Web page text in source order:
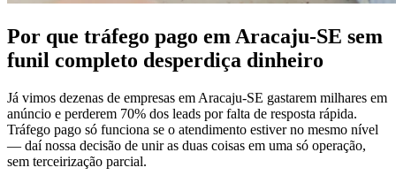
Por que tráfego pago em Aracaju-SE sem
funil completo desperdiça dinheiro
Já vimos dezenas de empresas em Aracaju-SE gastarem milhares em
anúncio e perderem 70% dos leads por falta de resposta rápida.
Tráfego pago só funciona se o atendimento estiver no mesmo nível
— daí nossa decisão de unir as duas coisas em uma só operação,
sem terceirização parcial.